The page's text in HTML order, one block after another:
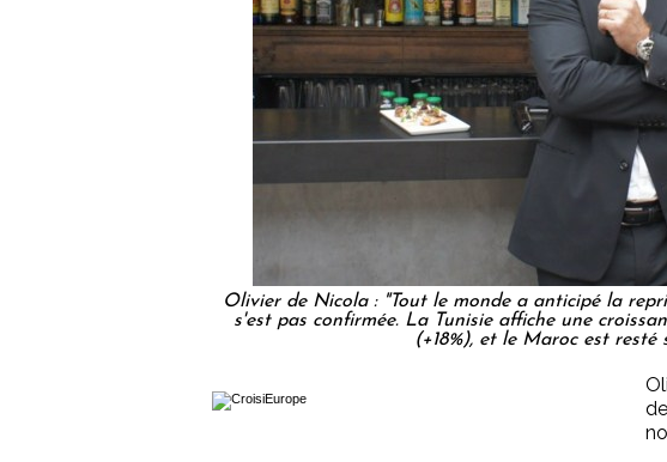
Olivier de Nicola : "Tout le monde a anticipé la
s'est pas confirmée. La Tunisie affiche une
(+18%), et le Maroc est